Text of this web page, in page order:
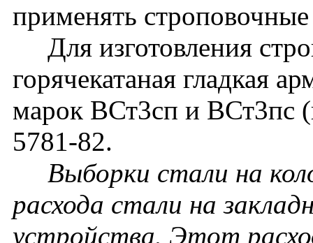
применять
Для изготовления
горячекатаная гладкая
марок ВСт3сп и ВСт3пс
5781-82.
Выборки стали на
расхода стали на
устройства. Этот